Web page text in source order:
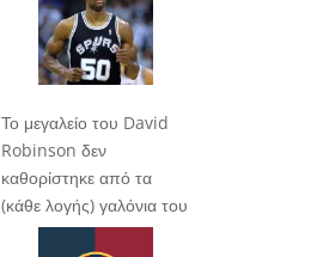
Το μεγαλείο του David
Robinson δεν
καθορίστηκε από τα
(κάθε λογής) γαλόνια του